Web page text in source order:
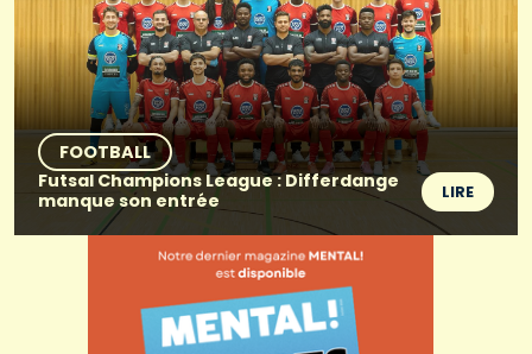
FOOTBALL
Futsal Champions League : Differdange
manque son entrée
LIRE